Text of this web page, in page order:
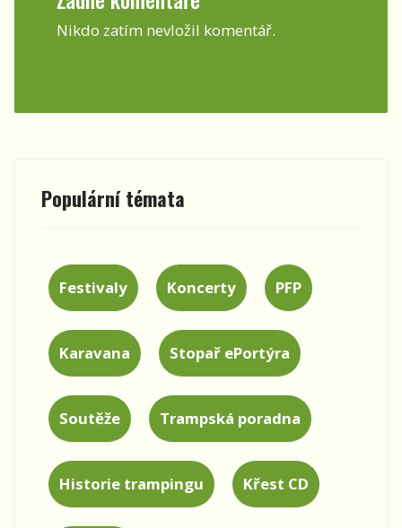
Nikdo zatím nevložil komentář.
Populární témata
Festivaly Koncerty PFP
Karavana Stopař ePortýra
Soutěže Trampská poradna
Historie trampingu Křest CD